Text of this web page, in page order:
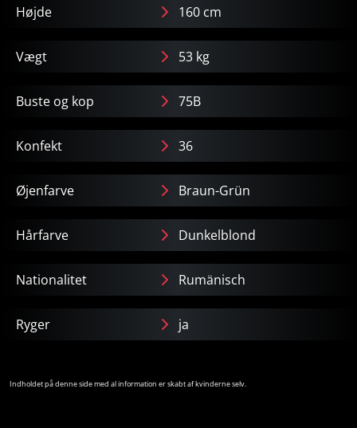
Højde 160 cm
Vægt 53 kg
Buste og kop 75B
Konfekt 36
Øjenfarve Braun-Grün
Hårfarve Dunkelblond
Nationalitet Rumänisch
Ryger ja
Indholdet på denne side med al information er skabt af kvinderne selv.